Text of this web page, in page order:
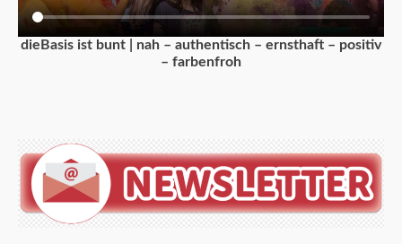
dieBasis ist bunt | nah – authentisch – ernsthaft – positiv
– farbenfroh